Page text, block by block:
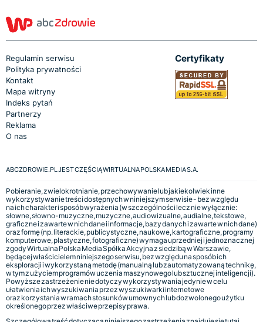
Regulamin serwisu
Polityka prywatności
Kontakt
Mapa witryny
Indeks pytań
Partnerzy
Reklama
O nas
Certyfikaty
ABCZDROWIE.PL JEST CZĘŚCIĄ WIRTUALNA POLSKA MEDIA S.A.
Pobieranie, zwielokrotnianie, przechowywanie lub jakiekolwiek inne
wykorzystywanie treści dostępnych w niniejszym serwisie - bez względu
na ich charakter i sposób wyrażenia (w szczególności lecz nie wyłącznie:
słowne, słowno-muzyczne, muzyczne, audiowizualne, audialne, tekstowe,
graficzne i zawarte w nich dane i informacje, bazy danych i zawarte w nich dane)
oraz formę (np. literackie, publicystyczne, naukowe, kartograficzne, programy
komputerowe, plastyczne, fotograficzne) wymaga uprzedniej i jednoznacznej
zgody Wirtualna Polska Media Spółka Akcyjna z siedzibą w Warszawie,
będącej właścicielem niniejszego serwisu, bez względu na sposób ich
eksploracji i wykorzystaną metodę (manualną lub zautomatyzowaną technikę,
w tym z użyciem programów uczenia maszynowego lub sztucznej inteligencji).
Powyższe zastrzeżenie nie dotyczy wykorzystywania jedynie w celu
ułatwienia ich wyszukiwania przez wyszukiwarki internetowe
oraz korzystania w ramach stosunków umownych lub dozwolonego użytku
określonego przez właściwe przepisy prawa.